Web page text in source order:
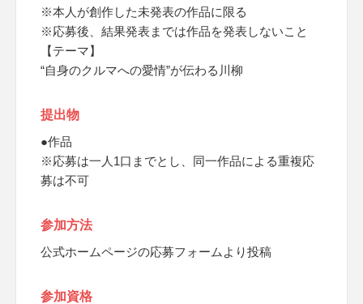
※本人が創作した未発表の作品に限る
※応募後、結果発表までは作品を発表しないこと
【テーマ】
“自身のクルマへの愛情”が伝わる川柳
提出物
●作品
※応募は一人1口までとし、同一作品による重複応
募は不可
参加方法
公式ホームページの応募フォームより投稿
参加資格